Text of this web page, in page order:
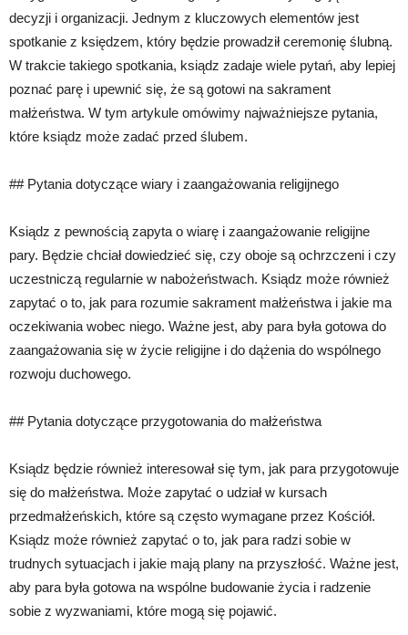
decyzji i organizacji. Jednym z kluczowych elementów jest
spotkanie z księdzem, który będzie prowadził ceremonię ślubną.
W trakcie takiego spotkania, ksiądz zadaje wiele pytań, aby lepiej
poznać parę i upewnić się, że są gotowi na sakrament
małżeństwa. W tym artykule omówimy najważniejsze pytania,
które ksiądz może zadać przed ślubem.
## Pytania dotyczące wiary i zaangażowania religijnego
Ksiądz z pewnością zapyta o wiarę i zaangażowanie religijne
pary. Będzie chciał dowiedzieć się, czy oboje są ochrzczeni i czy
uczestniczą regularnie w nabożeństwach. Ksiądz może również
zapytać o to, jak para rozumie sakrament małżeństwa i jakie ma
oczekiwania wobec niego. Ważne jest, aby para była gotowa do
zaangażowania się w życie religijne i do dążenia do wspólnego
rozwoju duchowego.
## Pytania dotyczące przygotowania do małżeństwa
Ksiądz będzie również interesował się tym, jak para przygotowuje
się do małżeństwa. Może zapytać o udział w kursach
przedmałżeńskich, które są często wymagane przez Kościół.
Ksiądz może również zapytać o to, jak para radzi sobie w
trudnych sytuacjach i jakie mają plany na przyszłość. Ważne jest,
aby para była gotowa na wspólne budowanie życia i radzenie
sobie z wyzwaniami, które mogą się pojawić.